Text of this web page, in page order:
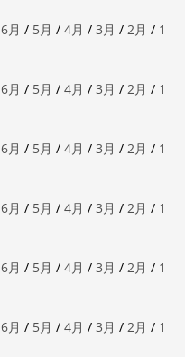
6月 / 5月 / 4月 / 3月 / 2月 / 1
6月 / 5月 / 4月 / 3月 / 2月 / 1
6月 / 5月 / 4月 / 3月 / 2月 / 1
6月 / 5月 / 4月 / 3月 / 2月 / 1
6月 / 5月 / 4月 / 3月 / 2月 / 1
6月 / 5月 / 4月 / 3月 / 2月 / 1